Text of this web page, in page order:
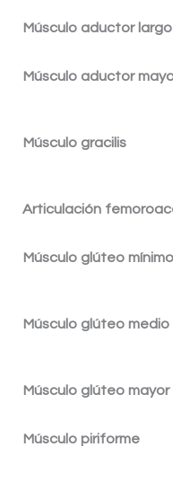
Músculo aductor largo
Músculo aductor
Músculo gracilis
Articulación
Músculo glúteo mínimo
Músculo glúteo medio
Músculo glúteo mayor
Músculo piriforme